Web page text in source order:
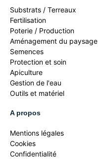
Substrats / Terreaux
Fertilisation
Poterie / Production
Aménagement du paysage
Semences
Protection et soin
Apiculture
Gestion de l'eau
Outils et matériel
A propos
Mentions légales
Cookies
Confidentialité